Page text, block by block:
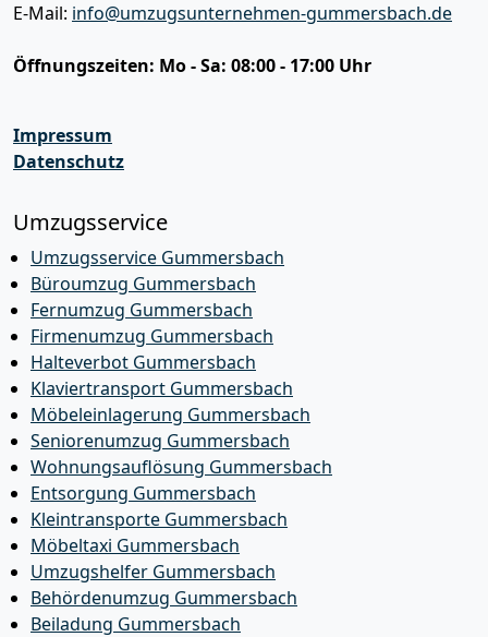
E-Mail: info@umzugsunternehmen-gummersbach.de
Öffnungszeiten: Mo - Sa: 08:00 - 17:00 Uhr
Impressum
Datenschutz
Umzugsservice
Umzugsservice Gummersbach
Büroumzug Gummersbach
Fernumzug Gummersbach
Firmenumzug Gummersbach
Halteverbot Gummersbach
Klaviertransport Gummersbach
Möbeleinlagerung Gummersbach
Seniorenumzug Gummersbach
Wohnungsauflösung Gummersbach
Entsorgung Gummersbach
Kleintransporte Gummersbach
Möbeltaxi Gummersbach
Umzugshelfer Gummersbach
Behördenumzug Gummersbach
Beiladung Gummersbach